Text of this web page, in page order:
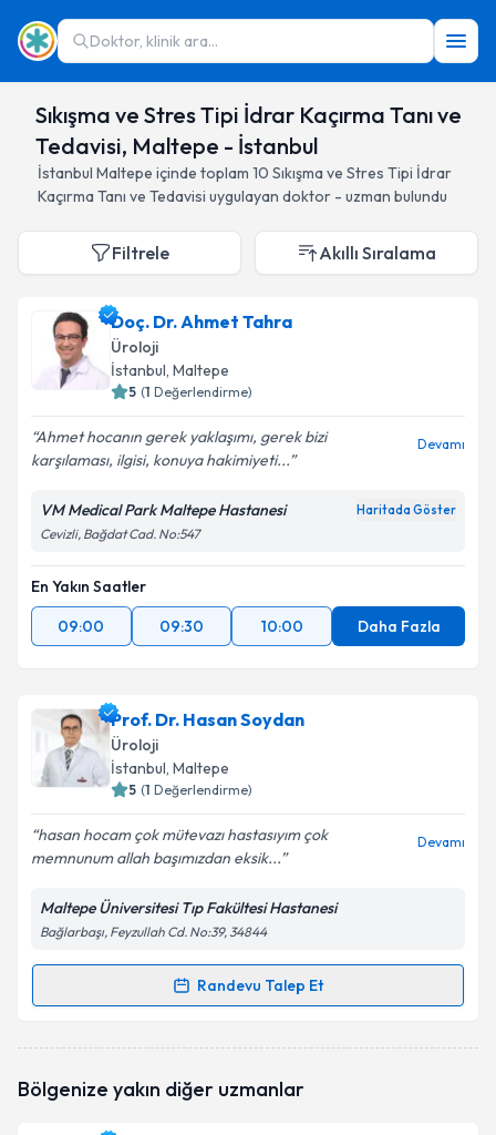
Doktor, klinik ara...
Sıkışma ve Stres Tipi İdrar Kaçırma Tanı ve
Tedavisi, Maltepe - İstanbul
İstanbul Maltepe içinde toplam 10 Sıkışma ve Stres Tipi İdrar
Kaçırma Tanı ve Tedavisi uygulayan doktor - uzman bulundu
Filtrele Akıllı Sıralama
Doç. Dr. Ahmet Tahra
Üroloji
İstanbul, Maltepe
5 (1 Değerlendirme)
Ahmet hocanın gerek yaklaşımı, gerek bizi
karşılaması, ilgisi, konuya hakimiyeti...
Devamı
VM Medical Park Maltepe Hastanesi Haritada Göster
Cevizli, Bağdat Cad. No:547
En Yakın Saatler
09:00
09:30 10:00 Daha Fazla
Prof. Dr. Hasan Soydan
Üroloji
İstanbul, Maltepe
5 (1 Değerlendirme)
hasan hocam çok mütevazı hastasıyım çok
memnunum allah başımızdan eksik...
Devamı
Maltepe Üniversitesi Tıp Fakültesi Hastanesi
Bağlarbaşı, Feyzullah Cd. No:39, 34844
Randevu Talep Et
Randevu Takvimi Talebi
oluşturun. Size bu uzmandan randevu almanız için bir
Bölgenize yakın diğer uzmanlar